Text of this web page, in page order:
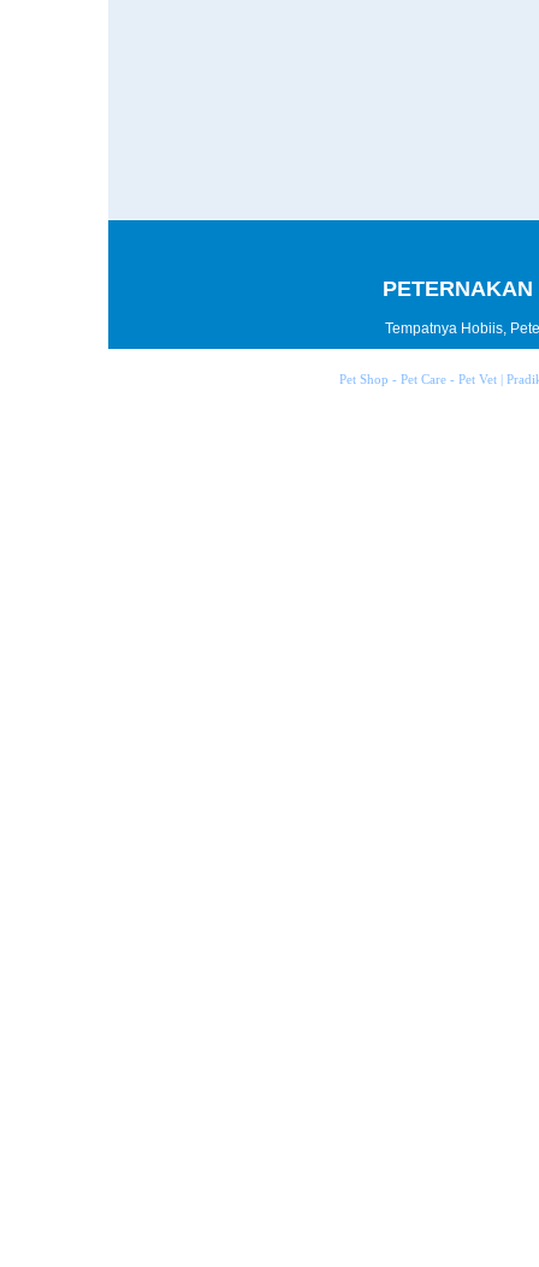
Tempatnya Hobiis,
Pet Shop - Pet Care - Pet Vet |